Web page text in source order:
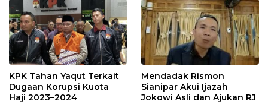
KPK Tahan Yaqut Terkait
Dugaan Korupsi Kuota
Haji 2023–2024
Mendadak Rismon
Sianipar Akui Ijazah
Jokowi Asli dan Ajukan RJ